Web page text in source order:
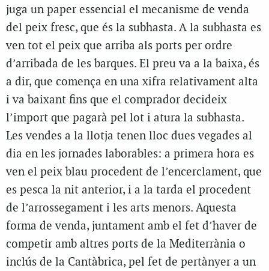
juga un paper essencial el mecanisme de venda
del peix fresc, que és la subhasta. A la subhasta es
ven tot el peix que arriba als ports per ordre
d’arribada de les barques. El preu va a la baixa, és
a dir, que comença en una xifra relativament alta
i va baixant fins que el comprador decideix
l’import que pagarà pel lot i atura la subhasta.
Les vendes a la llotja tenen lloc dues vegades al
dia en les jornades laborables: a primera hora es
ven el peix blau procedent de l’encerclament, que
es pesca la nit anterior, i a la tarda el procedent
de l’arrossegament i les arts menors. Aquesta
forma de venda, juntament amb el fet d’haver de
competir amb altres ports de la Mediterrània o
inclús de la Cantàbrica, pel fet de pertànyer a un